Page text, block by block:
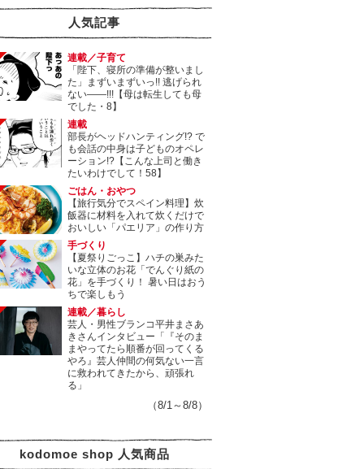
人気記事
連載／子育て
「陛下、寝所の準備が整いまし
た」まずいまずいっ!! 逃げられ
ない――!!!【母は転生しても母
でした・8】
連載
部長がヘッドハンティング!? で
も会話の中身は子どものオペレ
ーション!?【こんな上司と働き
たいわけでして！58】
ごはん・おやつ
【旅行気分でスペイン料理】炊
飯器に材料を入れて炊くだけで
おいしい「パエリア」の作り方
手づくり
【夏祭りごっこ】ハチの巣みた
いな立体のお花「でんぐり紙の
花」を手づくり！ 暑い日はおう
ちで楽しもう
連載／暮らし
芸人・男性ブランコ平井まさあ
きさんインタビュー「『そのま
まやってたら順番が回ってくる
やろ』芸人仲間の何気ない一言
に救われてきたから、頑張れ
る」
（8/1～8/8）
kodomoe shop 人気商品